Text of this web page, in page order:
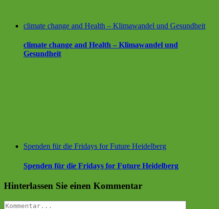
climate change and Health – Klimawandel und Gesundheit
climate change and Health – Klimawandel und
Gesundheit
Spenden für die Fridays for Future Heidelberg
Spenden für die Fridays for Future Heidelberg
Hinterlassen Sie einen Kommentar
Kommentar